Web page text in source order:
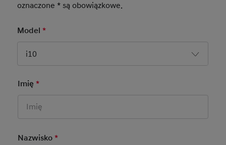
oznaczone * są obowiązkowe.
Model*
i10
Dane kontaktowe
Imię *Mandatory Field
Nazwisko *Mandatory Field